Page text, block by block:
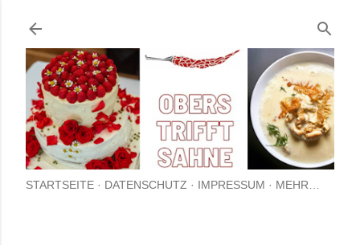
Direkt zum
STARTSEITE DATENSCHUTZ IMPRESSUM MEHR…